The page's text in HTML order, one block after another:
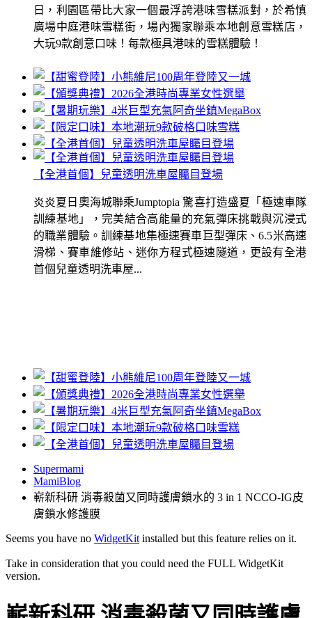
日，利園區帶比大家一個最浮誇港味雪糕派對，於希慎
廣場中庭港味雪糕街，場內獨家聯乘本地創意雪糕店，
大玩9款創意口味！每款極具港味的雪糕體驗！
【全港首個】兒童透明洗車屋矚目登場
炎炎夏日奧海城聯乘Jumptopia 驚喜打造盛夏「極速車隊
訓練基地」，完美結合高能量的充氣彈床挑戰與沉浸式
的職業體驗。訓練基地集極速賽車巨型彈床、6.5米高速
滑梯、賽車維修站、迷你方程式極速隧道，更設有全港
首個兒童透明洗車屋...
Supermami
MamiBlog
嶄新科研 消毒殺菌又同時護膚鎖水的 3 in 1 NCCO-IG皮
膚鎖水修護膜
Seems you have no WidgetKit installed but this feature relies on it.
Take in consideration that you could need the FULL WidgetKit
version.